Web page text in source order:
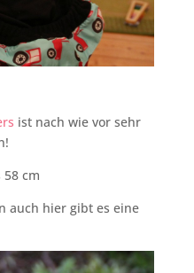
ist nach wie vor sehr
cm
auch hier gibt es eine